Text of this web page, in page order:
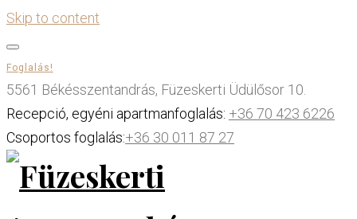
Skip to content
Foglalás!
5561 Békésszentandrás, Füzeskerti Üdülősor 10.
Recepció, egyéni apartmanfoglalás: +36 70 423 6226
Csoportos foglalás:+36 30 011 87 27